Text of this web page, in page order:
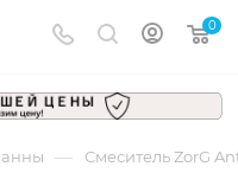
0
— Смеситель ZorG